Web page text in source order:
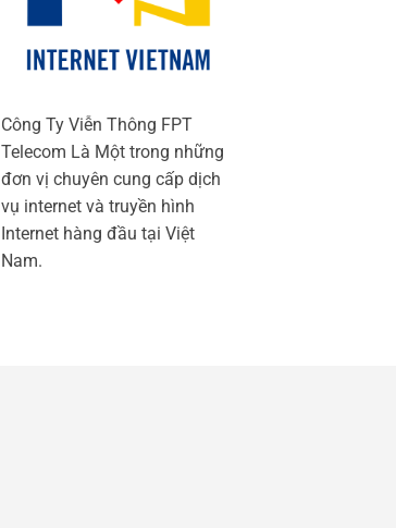
Công Ty Viễn Thông FPT
Telecom Là Một trong những
đơn vị chuyên cung cấp dịch
vụ internet và truyền hình
Internet hàng đầu tại Việt
Nam.